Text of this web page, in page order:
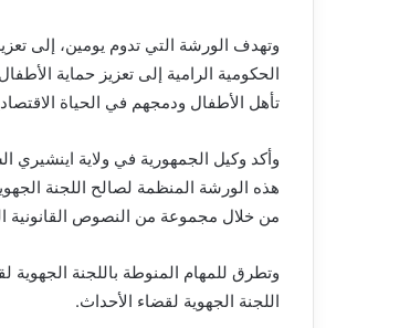
وتهدف الورشة التي تدوم يومين، إلى
الحكومية الرامية إلى تعزيز حماية
تأهل الأطفال ودمجهم في الحياة
وأكد وكيل الجمهورية في ولاية اينشيري
هذه الورشة المنظمة لصالح اللجنة
من خلال مجموعة من النصوص القانونية
وتطرق للمهام المنوطة باللجنة الجهوية
اللجنة الجهوية لقضاء الأحداث.